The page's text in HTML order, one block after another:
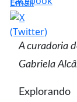
A curadoria
Gabriela